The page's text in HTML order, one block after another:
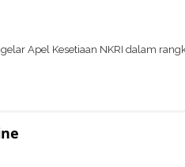
Apel Kesetiaan NKRI dalam